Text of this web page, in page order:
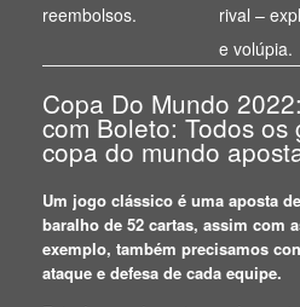
reembolsos.
rival –
e volúpia.
Copa Do Mundo
com Boleto: Todos os
copa do mundo
Um jogo clássico é uma aposta
baralho de 52 cartas, assim com
exemplo, também precisamos
ataque e defesa de cada equipe.